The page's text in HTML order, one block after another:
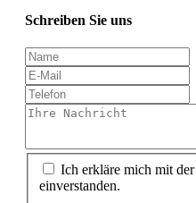
Schreiben Sie uns
Ich erkläre mich mit
einverstanden.